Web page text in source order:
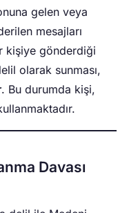
gelen veya
mesajları
kişiye gönderdiği
olarak sunması,
. Bu durumda kişi,
Davası